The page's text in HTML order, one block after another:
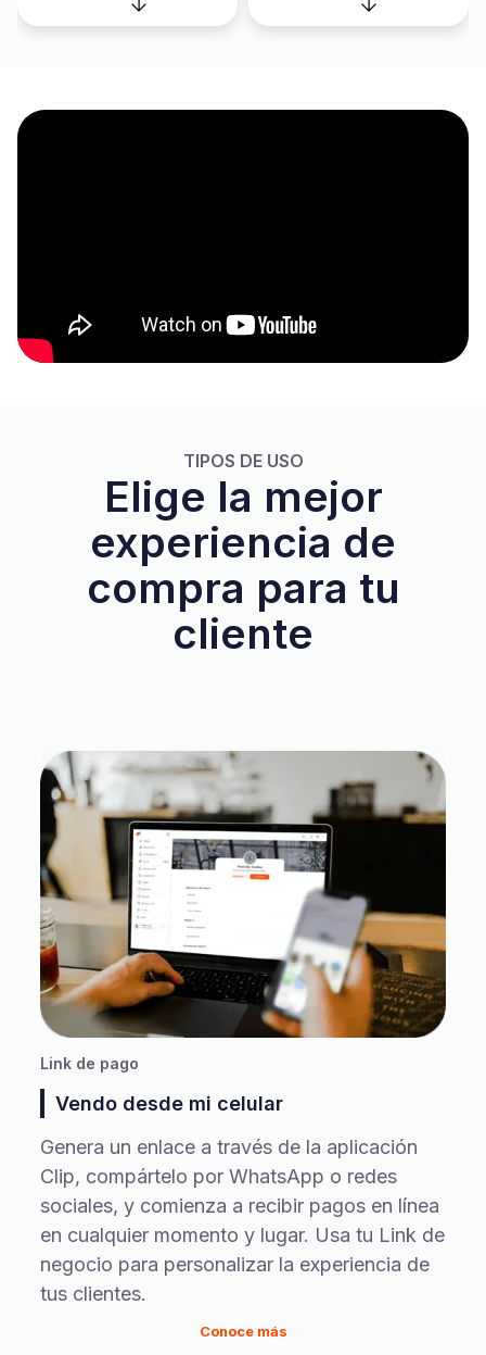
TIPOS DE USO
Elige la mejor
experiencia de
compra para tu
cliente
Link de pago
Vendo desde mi celular
Genera un enlace a través de la aplicación
Clip, compártelo por WhatsApp o redes
sociales, y comienza a recibir pagos en línea
en cualquier momento y lugar. Usa tu Link de
negocio para personalizar la experiencia de
tus clientes.
Conoce más